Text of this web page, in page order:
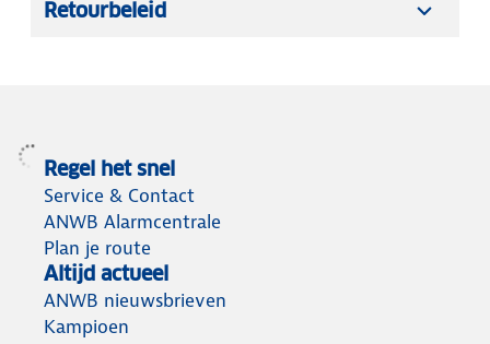
Retourbeleid
Regel het snel
Service & Contact
ANWB Alarmcentrale
Plan je route
Altijd actueel
ANWB nieuwsbrieven
Kampioen